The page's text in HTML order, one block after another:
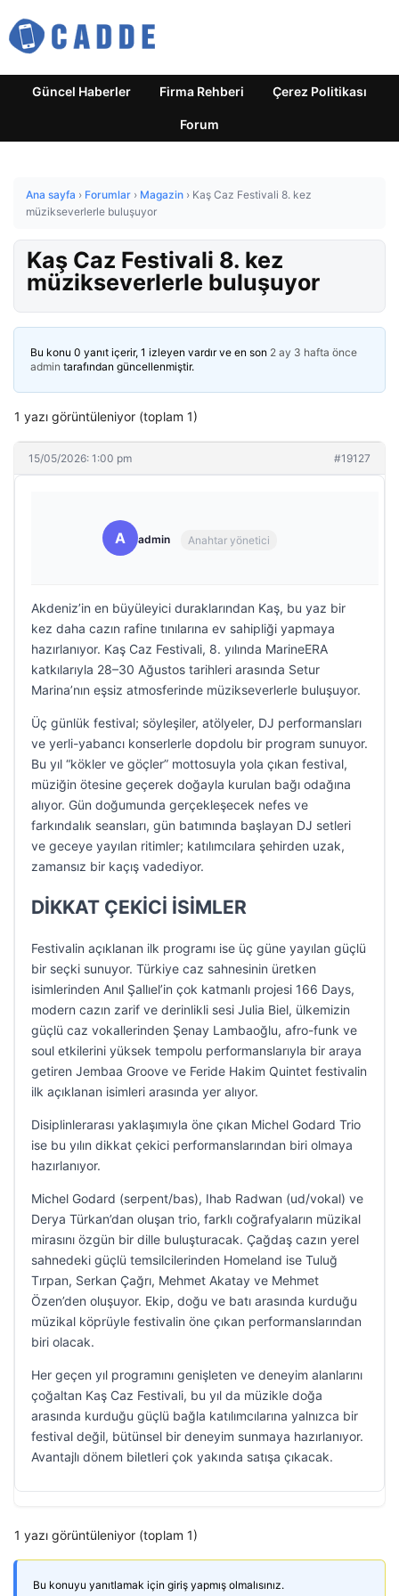
Güncel Haberler Firma Rehberi Çerez Politikası
Forum
Ana sayfa › Forumlar › Magazin › Kaş Caz Festivali 8. kez
müzikseverlerle buluşuyor
Kaş Caz Festivali 8. kez
müzikseverlerle buluşuyor
Bu konu 0 yanıt içerir, 1 izleyen vardır ve en son 2 ay 3 hafta önce
admin tarafından güncellenmiştir.
1 yazı görüntüleniyor (toplam 1)
15/05/2026: 1:00 pm #19127
A admin Anahtar yönetici
Akdeniz’in en büyüleyici duraklarından Kaş, bu yaz bir
kez daha cazın rafine tınılarına ev sahipliği yapmaya
hazırlanıyor. Kaş Caz Festivali, 8. yılında MarineERA
katkılarıyla 28–30 Ağustos tarihleri arasında Setur
Marina’nın eşsiz atmosferinde müzikseverlerle buluşuyor.
Üç günlük festival; söyleşiler, atölyeler, DJ performansları
ve yerli-yabancı konserlerle dopdolu bir program sunuyor.
Bu yıl “kökler ve göçler” mottosuyla yola çıkan festival,
müziğin ötesine geçerek doğayla kurulan bağı odağına
alıyor. Gün doğumunda gerçekleşecek nefes ve
farkındalık seansları, gün batımında başlayan DJ setleri
ve geceye yayılan ritimler; katılımcılara şehirden uzak,
zamansız bir kaçış vadediyor.
DİKKAT ÇEKİCİ İSİMLER
Festivalin açıklanan ilk programı ise üç güne yayılan güçlü
bir seçki sunuyor. Türkiye caz sahnesinin üretken
isimlerinden Anıl Şallıel’in çok katmanlı projesi 166 Days,
modern cazın zarif ve derinlikli sesi Julia Biel, ülkemizin
güçlü caz vokallerinden Şenay Lambaoğlu, afro-funk ve
soul etkilerini yüksek tempolu performanslarıyla bir araya
getiren Jembaa Groove ve Feride Hakim Quintet festivalin
ilk açıklanan isimleri arasında yer alıyor.
Disiplinlerarası yaklaşımıyla öne çıkan Michel Godard Trio
ise bu yılın dikkat çekici performanslarından biri olmaya
hazırlanıyor.
Michel Godard (serpent/bas), Ihab Radwan (ud/vokal) ve
Derya Türkan’dan oluşan trio, farklı coğrafyaların müzikal
mirasını özgün bir dille buluşturacak. Çağdaş cazın yerel
sahnedeki güçlü temsilcilerinden Homeland ise Tuluğ
Tırpan, Serkan Çağrı, Mehmet Akatay ve Mehmet
Özen’den oluşuyor. Ekip, doğu ve batı arasında kurduğu
müzikal köprüyle festivalin öne çıkan performanslarından
biri olacak.
Her geçen yıl programını genişleten ve deneyim alanlarını
çoğaltan Kaş Caz Festivali, bu yıl da müzikle doğa
arasında kurduğu güçlü bağla katılımcılarına yalnızca bir
festival değil, bütünsel bir deneyim sunmaya hazırlanıyor.
Avantajlı dönem biletleri çok yakında satışa çıkacak.
1 yazı görüntüleniyor (toplam 1)
Bu konuyu yanıtlamak için giriş yapmış olmalısınız.